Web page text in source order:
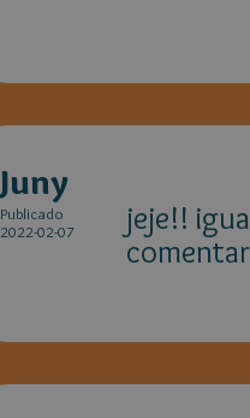
Juny
Publicado
2022-02-07
jeje!!